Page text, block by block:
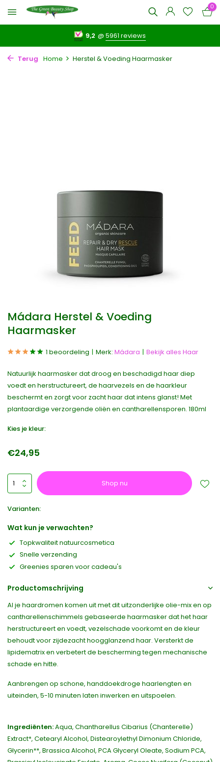
0
9,2 @5961 reviews
Terug Home Herstel & Voeding Haarmasker
Mádara Herstel & Voeding
Haarmasker
1 beoordeling Merk: Mádara Bekijk alles Haar
Natuurlijk haarmasker dat droog en beschadigd haar diep
voedt en herstructureert, de haarvezels en de haarkleur
beschermt en zorgt voor zacht haar dat intens glanst! Met
plantaardige verzorgende oliën en cantharellensporen. 180ml
Kies je kleur:
€24,95
Shop nu
Varianten:
Wat kun je verwachten?
Topkwaliteit natuurcosmetica
Snelle verzending
Greenies sparen voor cadeau's
Productomschrijving
Al je haardromen komen uit met dit uitzonderlijke olie-mix en op
cantharellenschimmels gebaseerde haarmasker dat het haar
herstructureert en voedt, vezelschade voorkomt en de kleur
behoudt voor zijdezacht hoogglanzend haar. Versterkt de
lipidematrix en verbetert de bescherming tegen mechanische
schade en hitte.
Aanbrengen op schone, handdoekdroge haarlengten en
uiteinden, 5-10 minuten laten inwerken en uitspoelen.
Ingrediënten:Aqua, Chantharellus Cibarius (Chanterelle)
Extract*, Cetearyl Alcohol, Distearoylethyl Dimonium Chloride,
Glycerin**, Brassica Alcohol, PCA Glyceryl Oleate, Sodium PCA,